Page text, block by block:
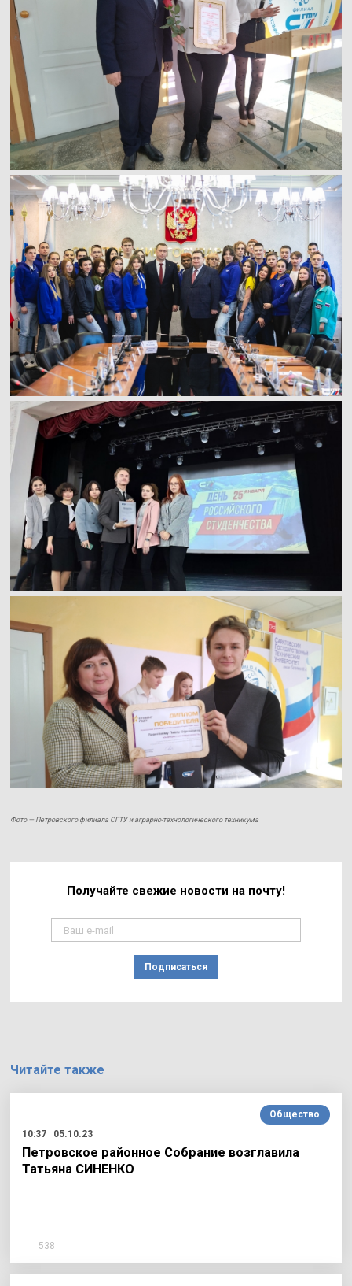
Фото — Петровского филиала СГТУ и аграрно-технологического техникума
Получайте свежие новости на почту!
Подписаться
Читайте также
Общество
10:37
05.10.23
Петровское районное Собрание возглавила
Татьяна СИНЕНКО
538